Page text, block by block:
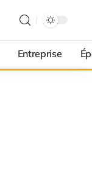
Entreprise